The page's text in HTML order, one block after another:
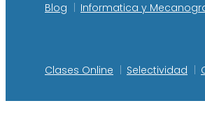
Blog Informatica y
Clases Online Selectividad